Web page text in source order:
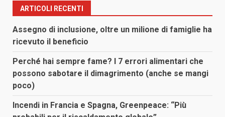
ARTICOLI RECENTI
Assegno di inclusione, oltre un milione di famiglie ha
ricevuto il beneficio
Perché hai sempre fame? I 7 errori alimentari che
possono sabotare il dimagrimento (anche se mangi
poco)
Incendi in Francia e Spagna, Greenpeace: “Più